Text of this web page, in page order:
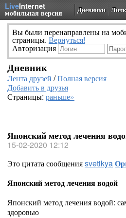
LiveInternet
мобильная версия Дневники
Вы были перенаправлены на
страницы. Вернуться!
Авторизация
Дневник
Лента друзей /Полная версия
Добавить в друзья
Страницы: раньше»
Японский метод лечения
15-02-2020 12:12
Это цитата сообщенияsvetikya
Японский метод лечения водой
Японский метод лечения водой:
здоровью